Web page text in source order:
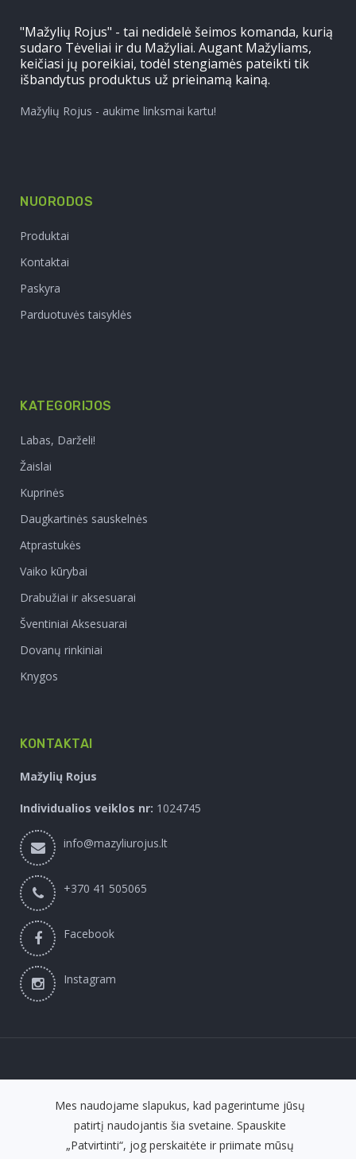
"Mažylių Rojus" - tai nedidelė šeimos komanda, kurią
sudaro Tėveliai ir du Mažyliai. Augant Mažyliams,
keičiasi jų poreikiai, todėl stengiamės pateikti tik
išbandytus produktus už prieinamą kainą.
Mažylių Rojus - aukime linksmai kartu!
NUORODOS
Produktai
Kontaktai
Paskyra
Parduotuvės taisyklės
KATEGORIJOS
Labas, Darželi!
Žaislai
Kuprinės
Daugkartinės sauskelnės
Atprastukės
Vaiko kūrybai
Drabužiai ir aksesuarai
Šventiniai Aksesuarai
Dovanų rinkiniai
Knygos
KONTAKTAI
Mažylių Rojus
Individualios veiklos nr: 1024745
info@mazyliurojus.lt
+370 41 505065
Facebook
Instagram
el. parduotuvių nuoma fronto.lt
Mes naudojame slapukus, kad pagerintume jūsų
patirtį naudojantis šia svetaine. Spauskite
„Patvirtinti“, jog perskaitėte ir priimate mūsų